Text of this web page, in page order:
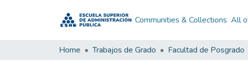
Communities & Collections All
Home Trabajos de Grado Facultad de Posgrado